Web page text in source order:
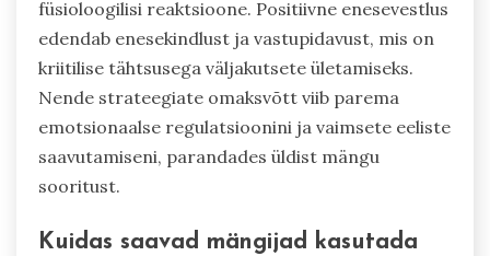
füsioloogilisi reaktsioone. Positiivne enesevestlus
edendab enesekindlust ja vastupidavust, mis on
kriitilise tähtsusega väljakutsete ületamiseks.
Nende strateegiate omaksvõtt viib parema
emotsionaalse regulatsioonini ja vaimsete eeliste
saavutamiseni, parandades üldist mängu
sooritust.
Kuidas saavad mängijad kasutada